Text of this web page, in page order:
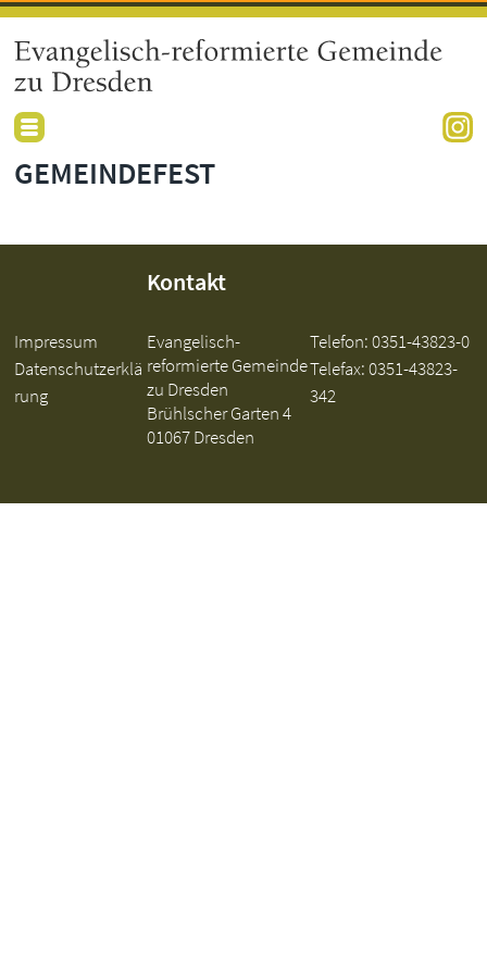
GEMEINDEFEST
Impressum
Datenschutzerklä
rung
Kontakt
Evangelisch-
reformierte Gemeinde
zu Dresden
Brühlscher Garten 4
01067 Dresden
Telefon:0351-43823-0
Telefax: 0351-43823-
342